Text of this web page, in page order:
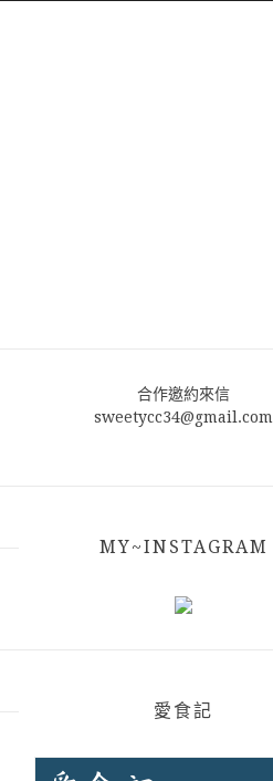
合作邀約來信
sweetycc34@gmail.com
MY~INSTAGRAM
愛食記